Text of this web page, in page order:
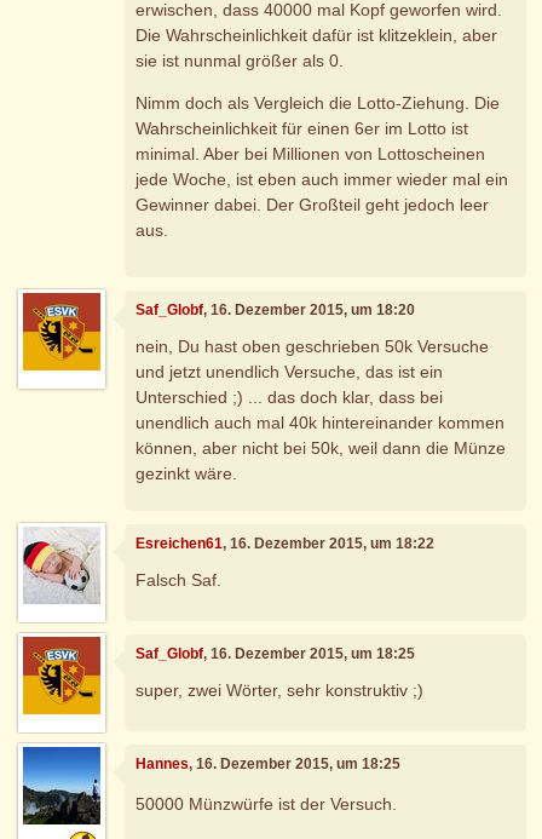
erwischen, dass 40000 mal Kopf geworfen wird.
Die Wahrscheinlichkeit dafür ist klitzeklein, aber
sie ist nunmal größer als 0.
Nimm doch als Vergleich die Lotto-Ziehung. Die
Wahrscheinlichkeit für einen 6er im Lotto ist
minimal. Aber bei Millionen von Lottoscheinen
jede Woche, ist eben auch immer wieder mal ein
Gewinner dabei. Der Großteil geht jedoch leer
aus.
Saf_Globf, 16. Dezember 2015, um 18:20
nein, Du hast oben geschrieben 50k Versuche
und jetzt unendlich Versuche, das ist ein
Unterschied ;) ... das doch klar, dass bei
unendlich auch mal 40k hintereinander kommen
können, aber nicht bei 50k, weil dann die Münze
gezinkt wäre.
Esreichen61, 16. Dezember 2015, um 18:22
Falsch Saf.
Saf_Globf, 16. Dezember 2015, um 18:25
super, zwei Wörter, sehr konstruktiv ;)
Hannes, 16. Dezember 2015, um 18:25
50000 Münzwürfe ist der Versuch.